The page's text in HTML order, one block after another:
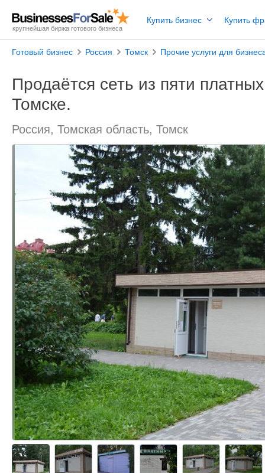
крупнейшая биржа готового бизнеса
Купить бизнес Купить
Готовый бизнес Россия Томск Прочие услуги для
Продаётся сеть из пяти
Томске.
Россия, Томская область, Томск